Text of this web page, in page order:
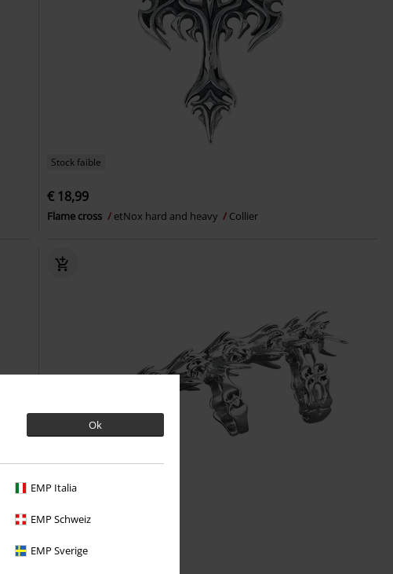
Ok
EMP Italia
EMP Schweiz
EMP Sverige
Stock faible
€ 18,99
Flame cross etNox hard and heavy Collier